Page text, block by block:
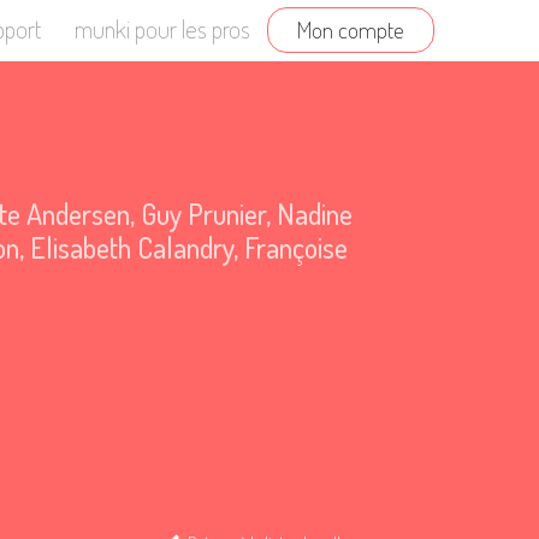
munki pour les pros Mon compte
Andersen, Guy Prunier, Nadine
, Elisabeth Calandry, Françoise